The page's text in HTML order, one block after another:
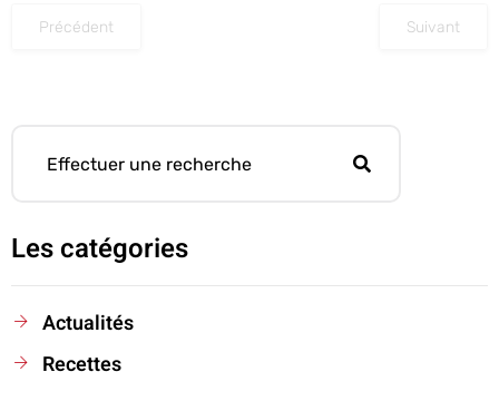
Précédent Suivant
Les catégories
Actualités
Recettes